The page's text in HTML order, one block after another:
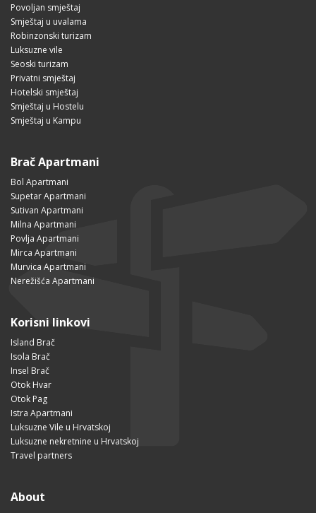
Povoljan smještaj
Smještaj u uvalama
Robinzonski turizam
Luksuzne vile
Seoski turizam
Privatni smještaj
Hotelski smještaj
Smještaj u Hostelu
Smještaj u Kampu
Brač Apartmani
Bol Apartmani
Supetar Apartmani
Sutivan Apartmani
Milna Apartmani
Povlja Apartmani
Mirca Apartmani
Murvica Apartmani
Nerežišća Apartmani
Korisni linkovi
Island Brač
Isola Brač
Insel Brač
Otok Hvar
Otok Pag
Istra Apartmani
Luksuzne Vile u Hrvatskoj
Luksuzne nekretnine u Hrvatskoj
Travel partners
About